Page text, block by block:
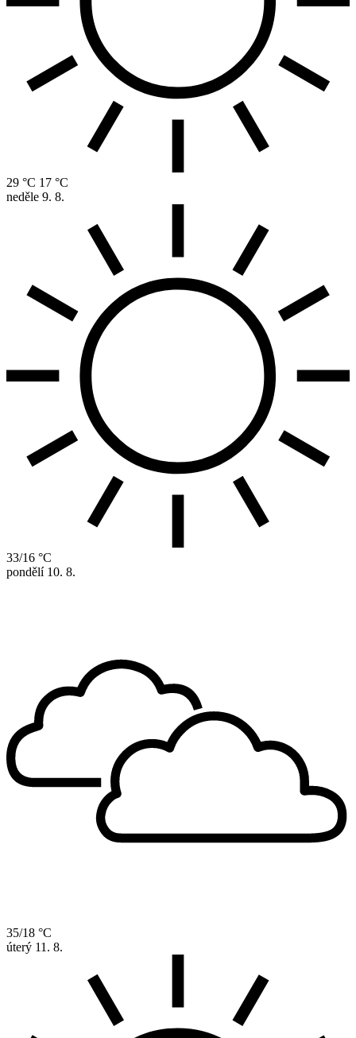
29 °C 17 °C
neděle 9. 8.
33/16 °C
pondělí 10. 8.
35/18 °C
úterý 11. 8.